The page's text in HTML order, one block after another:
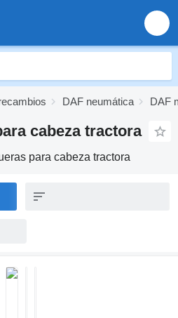
DAF neumática DAF
cabeza tractora
para cabeza tractora